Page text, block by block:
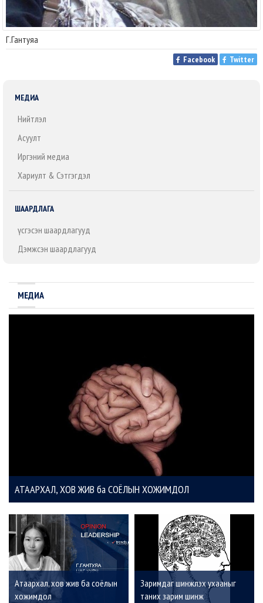
Г.Гантуяа
Facebook Twitter
МЕДИА
Нийтлэл
Асуулт
Иргэний медиа
Хариулт & Сэтгэгдэл
ШААРДЛАГА
Үүсгэсэн шаардлагууд
Дэмжсэн шаардлагууд
МЕДИА
АТААРХАЛ, ХОВ ЖИВ ба СОЁЛЫН ХОЖИМДОЛ
Атаархал, хов жив ба соёлын
хожимдол
Заримдаг шинжлэх ухааныг
таних зарим шинж